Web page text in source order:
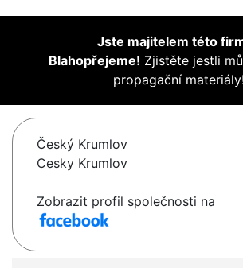
Jste majitelem této
Blahopřejeme! Zjistěte jestli
propagační materiály!
Český Krumlov
Cesky Krumlov
Zobrazit profil společnosti na